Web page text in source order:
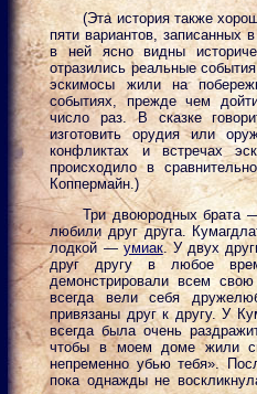
(Эта история также
пяти вариантов, записанных
в ней ясно видны
отразились реальные
эскимосы жили на
событиях, прежде чем
число раз. В сказке
изготовить орудия или
конфликтах и встречах
происходило в
Коппермайн.)
Три двоюродных брата
любили друг друга.
лодкой —умиак. У двух
друг другу в любое
демонстрировали всем
всегда вели себя
привязаны друг к другу. У
всегда была очень
чтобы в моем доме жили
непременно убью тебя».
пока однажды не